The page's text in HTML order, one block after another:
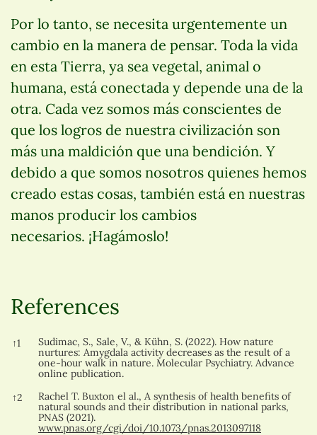
Por lo tanto, se necesita urgentemente un
cambio en la manera de pensar. Toda la vida
en esta Tierra, ya sea vegetal, animal o
humana, está conectada y depende una de la
otra. Cada vez somos más conscientes de
que los logros de nuestra civilización son
más una maldición que una bendición. Y
debido a que somos nosotros quienes hemos
creado estas cosas, también está en nuestras
manos producir los cambios
necesarios. ¡Hagámoslo!
References
References
↑1
Sudimac, S., Sale, V., & Kühn, S. (2022). How nature
nurtures: Amygdala activity decreases as the result of a
one-hour walk in nature. Molecular Psychiatry. Advance
online publication.
↑2
Rachel T. Buxton el al., A synthesis of health benefits of
natural sounds and their distribution in national parks,
PNAS (2021).
www.pnas.org/cgi/doi/10.1073/pnas.2013097118